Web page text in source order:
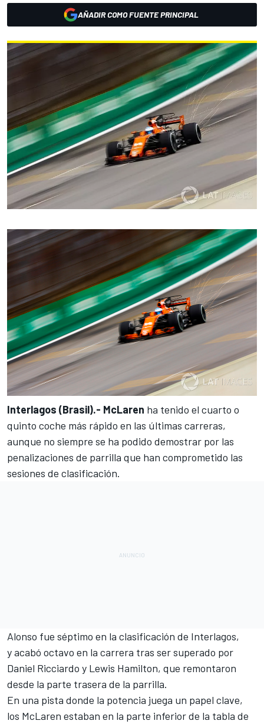
AÑADIR COMO FUENTE PRINCIPAL
Interlagos (Brasil).- McLaren ha tenido el cuarto o
quinto coche más rápido en las últimas carreras,
aunque no siempre se ha podido demostrar por las
penalizaciones de parrilla que han comprometido las
sesiones de clasificación.
Alonso fue séptimo en la clasificación de Interlagos,
y acabó octavo en la carrera tras ser superado por
Daniel Ricciardo y Lewis Hamilton, que remontaron
desde la parte trasera de la parrilla.
En una pista donde la potencia juega un papel clave,
los McLaren estaban en la parte inferior de la tabla de